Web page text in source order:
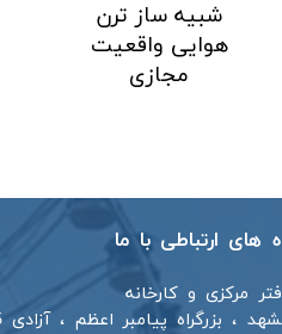
شبیه ساز ترن
هوایی واقعیت
مجازی
های ارتباطی با ما
مرکزی و کارخانه
، بزرگراه پیامبر اعظم ، آزادی 131/5​​